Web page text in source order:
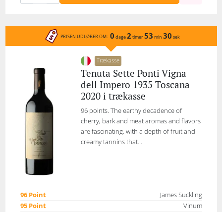
PRISEN UDLØBER OM: 0 dage2 timer53 min 30 sek
Trækasse
Tenuta Sette Ponti Vigna
dell Impero 1935 Toscana
2020 i trækasse
96 points. The earthy decadence of
cherry, bark and meat aromas and flavors
are fascinating, with a depth of fruit and
creamy tannins that...
96 Point
James Suckling
95 Point
Vinum